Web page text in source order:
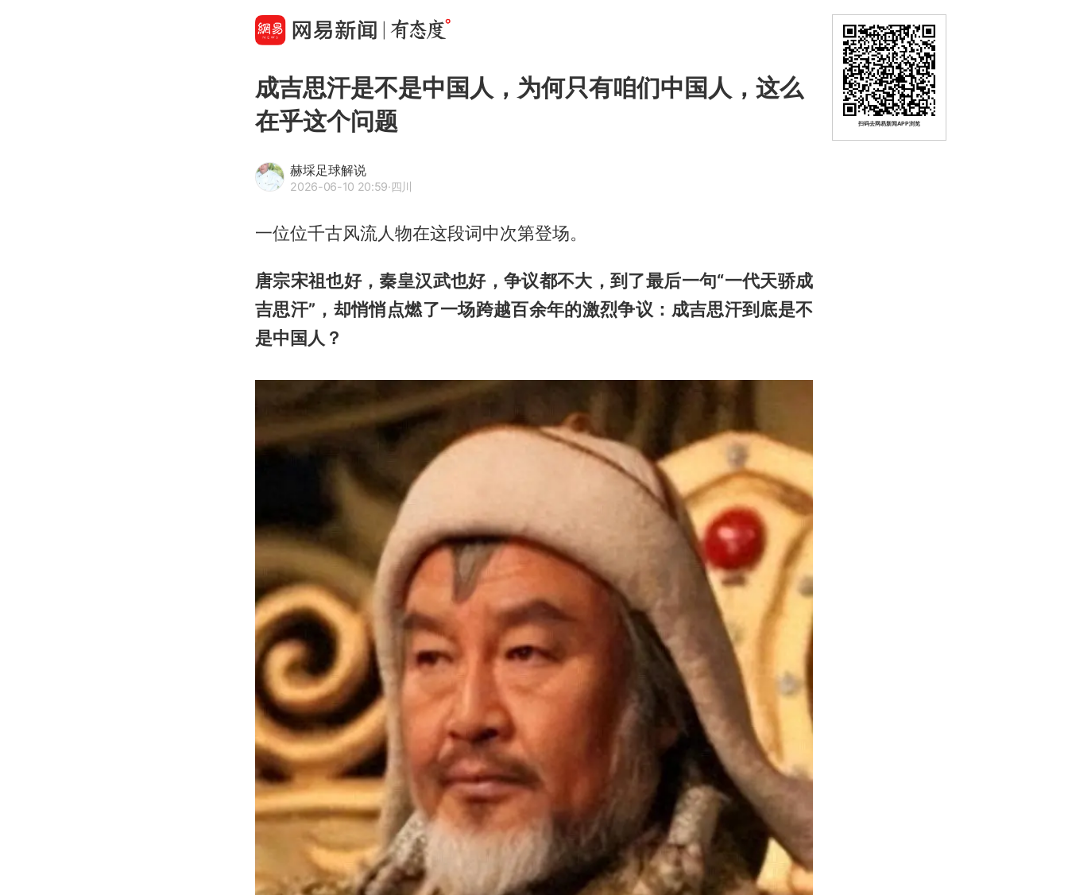
成吉思汗是不是中国人，为何只有咱们中国人，这么
在乎这个问题
赫埰足球解说
2026-06-10 20:59·四川
一位位千古风流人物在这段词中次第登场。
唐宗宋祖也好，秦皇汉武也好，争议都不大，到了最后一句“一代天骄成
吉思汗”，却悄悄点燃了一场跨越百余年的激烈争议：成吉思汗到底是不
是中国人？
扫码去网易新闻APP浏览